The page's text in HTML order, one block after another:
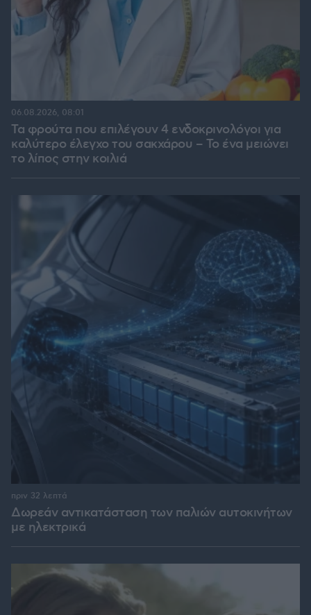
Τα φρούτα που επιλέγουν 4 ενδοκρινολόγοι για
καλύτερο έλεγχο του σακχάρου – Το ένα μειώνει
το λίπος στην κοιλιά
06.08.2026, 08:01
Δωρεάν αντικατάσταση των παλιών αυτοκινήτων
με ηλεκτρικά
πριν 32 λεπτά